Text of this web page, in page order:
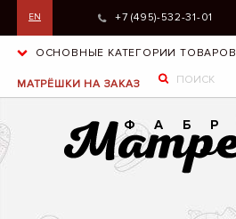
EN +7 (495)-532-31-01
ОСНОВНЫЕ КАТЕГОРИИ ТОВАРОВ
МАТРЁШКИ НА ЗАКАЗ